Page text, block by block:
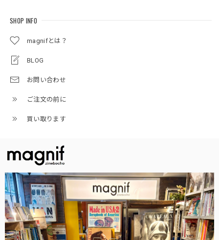
SHOP INFO
magnifとは？
BLOG
お問い合わせ
ご注文の前に
買い取ります